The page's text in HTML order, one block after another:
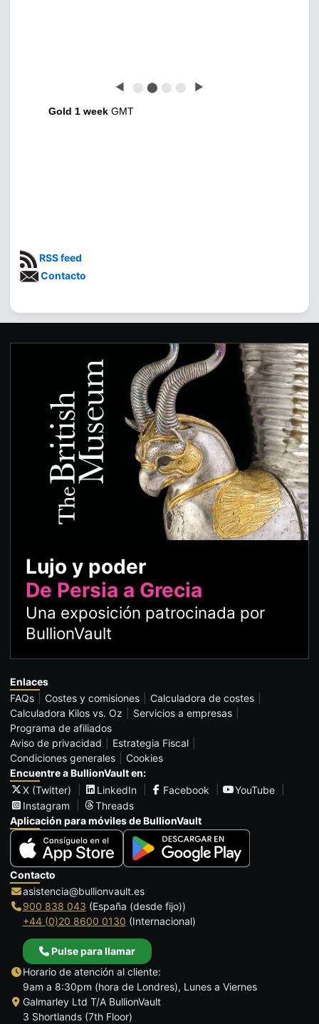
◀ ⬤ ⬤ ⬤ ⬤ ▶
Gold 1 week GMT
RSS feed
Contacto
Lujo y poder
De Persia a Grecia
Una exposición patrocinada por
BullionVault
Enlaces
FAQs
Costes y comisiones
Calculadora de costes
Calculadora Kilos vs. Oz
Servicios a empresas
Programa de afiliados
Aviso de privacidad
Estrategia Fiscal
Condiciones generales
Cookies
Encuentre a BullionVault en:
X (Twitter)
LinkedIn Facebook
YouTube
Instagram
Threads
Aplicación para móviles de BullionVault
Contacto
asistencia@bullionvault.es
900 838 043 (España (desde fijo))
+44 (0)20 8600 0130 (Internacional)
Pulse para llamar
Horario de atención al cliente:
9am a 8:30pm (hora de Londres), Lunes a Viernes
Galmarley Ltd T/A BullionVault
3 Shortlands (7th Floor)